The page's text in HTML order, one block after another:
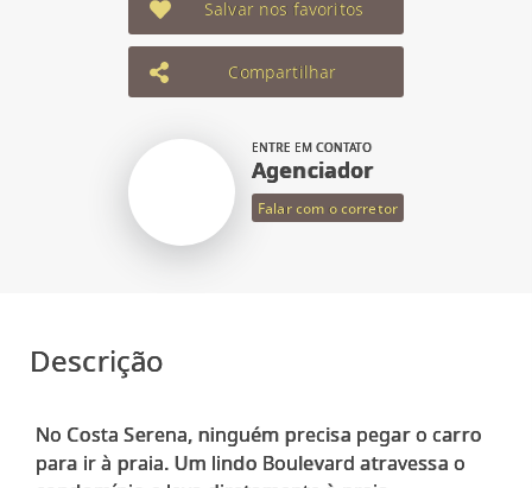
Salvar nos favoritos
Compartilhar
ENTRE EM CONTATO
Agenciador
Falar com o corretor
Descrição
No Costa Serena, ninguém precisa pegar o carro
para ir à praia. Um lindo Boulevard atravessa o